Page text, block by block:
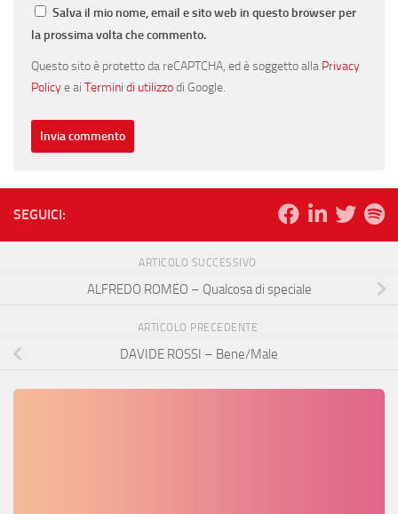
Salva il mio nome, email e sito web in questo browser per
la prossima volta che commento.
Questo sito è protetto da reCAPTCHA, ed è soggetto alla Privacy
Policye ai Termini di utilizzodi Google.
SEGUICI:
ARTICOLO SUCCESSIVO
ALFREDO ROMEO – Qualcosa di speciale
ARTICOLO PRECEDENTE
DAVIDE ROSSI – Bene/Male